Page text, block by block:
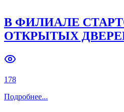
И ГАЗ – 2026»
158
Подробнее
Подробнее...